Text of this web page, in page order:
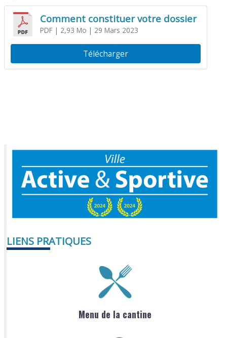
Comment constituer votre dossier
PDF| 2,93 Mo | 29 Mars 2023
Télécharger
LIENS PRATIQUES
Menu de la cantine